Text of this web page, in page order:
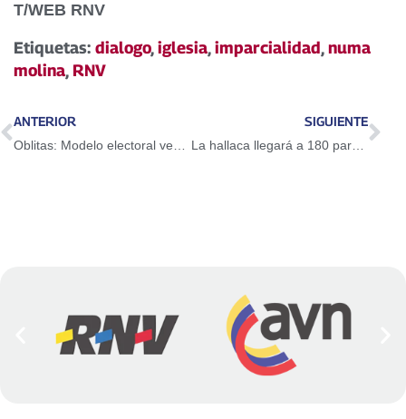
T/WEB RNV
Etiquetas: dialogo,iglesia,imparcialidad,numa
molina, RNV
ANTERIOR SIGUIENTE
La hallaca llegará a 180 parroquias del país con las ferias navideñas